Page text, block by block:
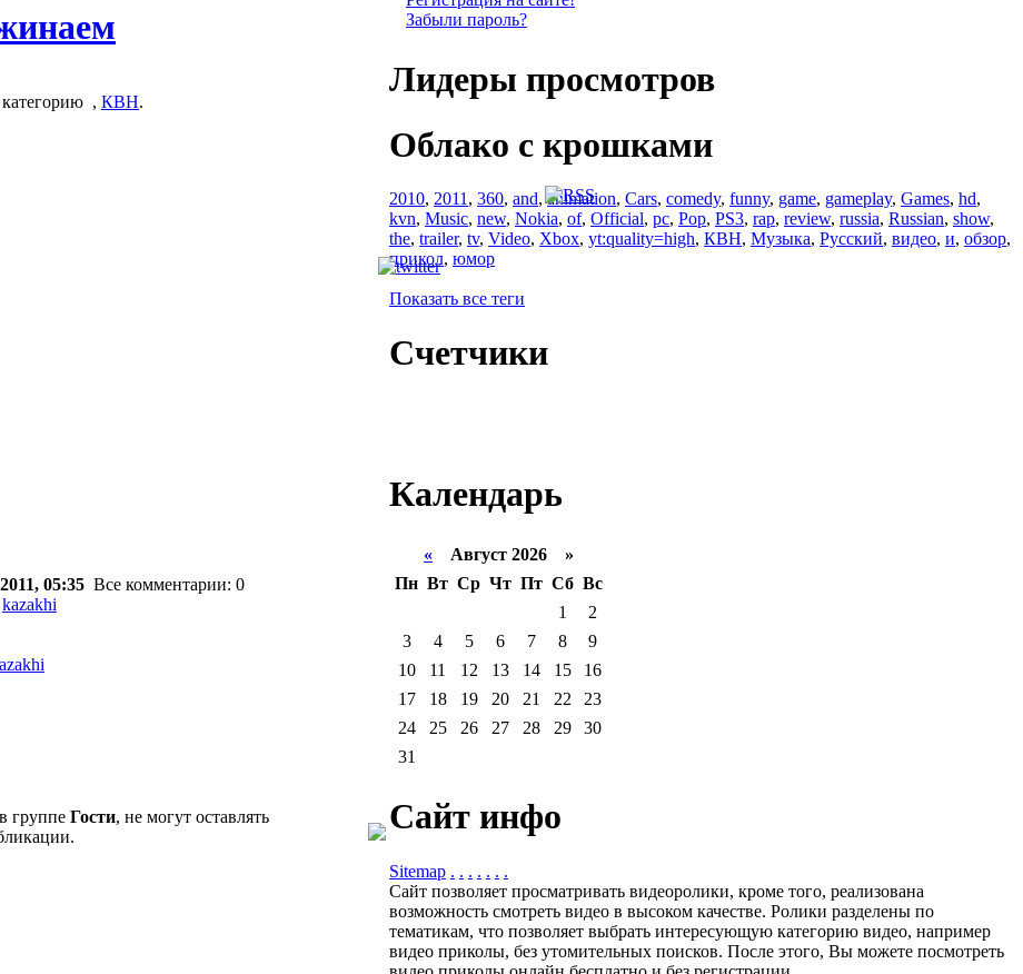
, КВН.
05:35 Все комментарии: 0
kazakhi
группе Гости, не могут оставлять
Забыли пароль?
Лидеры просмотров
Облако с крошками
2010, 2011 , 360, and,animation, Cars, comedy, funny, game, gameplay, Games, hd,
kvn, Music, new, Nokia, of, Official, pc, Pop, PS3, rap, review, russia, Russian, show,
the, trailer, tv, Video, Xbox, yt:quality=high, КВН, Музыка, Русский, видео, и, обзор,
прикол, юмор
Показать все теги
Счетчики
Календарь
« Август 2026 »
Пн Вт Ср Чт Пт Сб Вс
1
2
3
4 5 6 7 8
9
10
11 12 13 14 15
16
17
18 19 20 21 22
23
24
25 26 27 28 29
30
31
Сайт инфо
Sitemap . . . . . . .
Сайт позволяет просматривать видеоролики, кроме того, реализована
возможность смотреть видео в высоком качестве. Ролики разделены по
тематикам, что позволяет выбрать интересующую категорию видео, например
видео приколы, без утомительных поисков. После этого, Вы можете посмотреть